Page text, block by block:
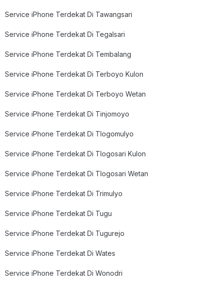
Service iPhone Terdekat Di Tawangsari
Service iPhone Terdekat Di Tegalsari
Service iPhone Terdekat Di Tembalang
Service iPhone Terdekat Di Terboyo Kulon
Service iPhone Terdekat Di Terboyo Wetan
Service iPhone Terdekat Di Tinjomoyo
Service iPhone Terdekat Di Tlogomulyo
Service iPhone Terdekat Di Tlogosari Kulon
Service iPhone Terdekat Di Tlogosari Wetan
Service iPhone Terdekat Di Trimulyo
Service iPhone Terdekat Di Tugu
Service iPhone Terdekat Di Tugurejo
Service iPhone Terdekat Di Wates
Service iPhone Terdekat Di Wonodri